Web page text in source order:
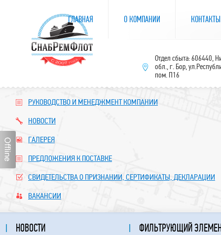
РУКОВОДСТВО И МЕНЕДЖМЕНТ КОМПАНИИ
НОВОСТИ
ГАЛЕРЕЯ
ПРЕДЛОЖЕНИЯ К ПОСТАВКЕ
СВИДЕТЕЛЬСТВА О ПРИЗНАНИИ, СЕРТИФИКАТЫ, ДЕКЛАРАЦИИ
ВАКАНСИИ
НОВОСТИ ФИЛЬТРУЮЩИЙ
ГЛАВНАЯ О КОМПАНИИ КОНТАКТЫ
Отдел сбыта: 606440,
обл., г. Бор,
пом. П16